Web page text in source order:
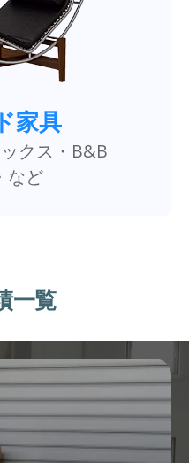
家具
クス・B&B
など
一覧